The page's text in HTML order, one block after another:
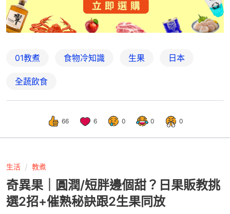
01教煮 食物冷知識 生果 日本
全蔬飲食
66 6 0 0 0
生活 教煮
奇異果｜圓潤/短胖邊個甜？日果販教挑
選2招+催熟秘訣跟2生果同放